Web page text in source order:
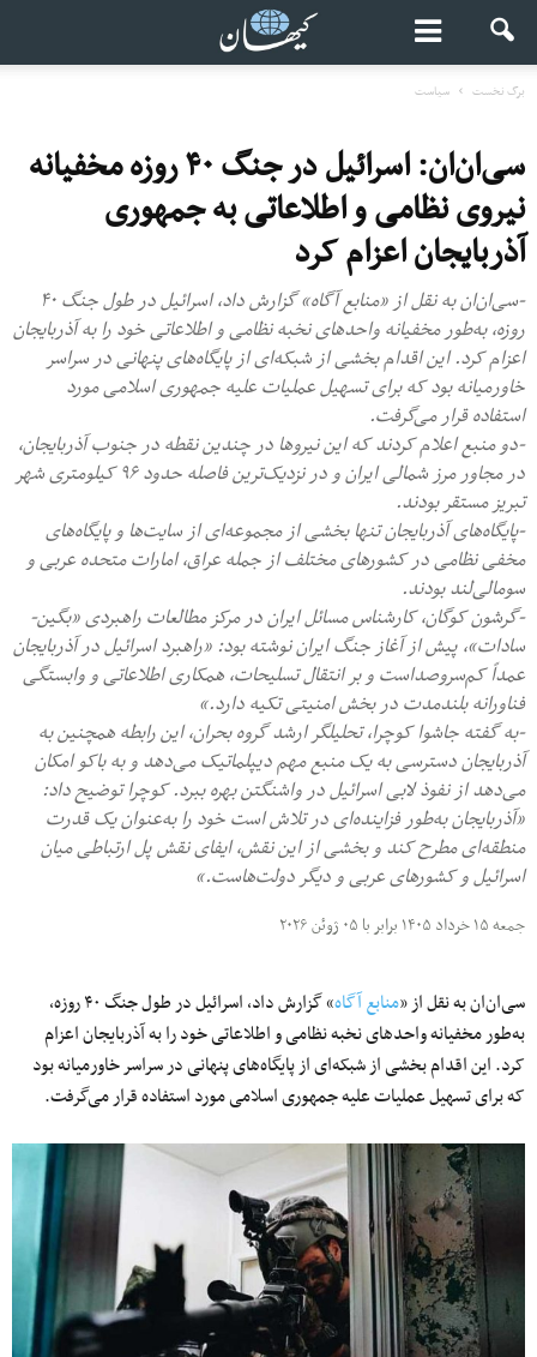
برگ نخست سیاست
سی‌ان‌ان: اسرائیل در جنگ ۴۰ روزه مخفیانه
نیروی نظامی و اطلاعاتی به جمهوری
آذربایجان اعزام کرد
-سی‌ان‌ان به نقل از «منابع آگاه» گزارش داد، اسرائیل در طول جنگ ۴۰
روزه، به‌طور مخفیانه واحدهای نخبه نظامی و اطلاعاتی خود را به آذربایجان
اعزام کرد. این اقدام بخشی از شبکه‌ای از پایگاه‌های پنهانی در سراسر
خاورمیانه بود که برای تسهیل عملیات علیه جمهوری اسلامی مورد
استفاده قرار می‌گرفت.
-دو منبع اعلام کردند که این نیروها در چندین نقطه در جنوب آذربایجان،
در مجاور مرز شمالی ایران و در نزدیک‌ترین فاصله حدود ۹۶ کیلومتری شهر
تبریز مستقر بودند.
-پایگاه‌های آذربایجان تنها بخشی از مجموعه‌ای از سایت‌ها و پایگاه‌های
مخفی نظامی در کشورهای مختلف از جمله عراق، امارات متحده عربی و
سومالی‌لند بودند.
-گرشون کوگان، کارشناس مسائل ایران در مرکز مطالعات راهبردی «بگین-
سادات»، پیش از آغاز جنگ ایران نوشته بود: «راهبرد اسرائیل در آذربایجان
عمداً کم‌سروصداست و بر انتقال تسلیحات، همکاری اطلاعاتی و وابستگی
فناورانه بلندمدت در بخش امنیتی تکیه دارد.»
-به گفته جاشوا کوچرا، تحلیلگر ارشد گروه بحران، این رابطه همچنین به
آذربایجان دسترسی به یک منبع مهم دیپلماتیک می‌دهد و به باکو امکان
می‌دهد از نفوذ لابی اسرائیل در واشنگتن بهره ببرد. کوچرا توضیح داد:
«آذربایجان به‌طور فزاینده‌ای در تلاش است خود را به‌عنوان یک قدرت
منطقه‌ای مطرح کند و بخشی از این نقش، ایفای نقش پل ارتباطی میان
اسرائیل و کشورهای عربی و دیگر دولت‌هاست.»
جمعه ۱۵ خرداد ۱۴۰۵ برابر با ۰۵ ژوئن ۲۰۲۶
سی‌ان‌ان به نقل از «منابع آگاه
» گزارش داد، اسرائیل در طول جنگ ۴۰ روزه،
به‌طور مخفیانه واحدهای نخبه نظامی و اطلاعاتی خود را به آذربایجان اعزام
کرد. این اقدام بخشی از شبکه‌ای از پایگاه‌های پنهانی در سراسر خاورمیانه بود
که برای تسهیل عملیات علیه جمهوری اسلامی مورد استفاده قرار می‌گرفت.